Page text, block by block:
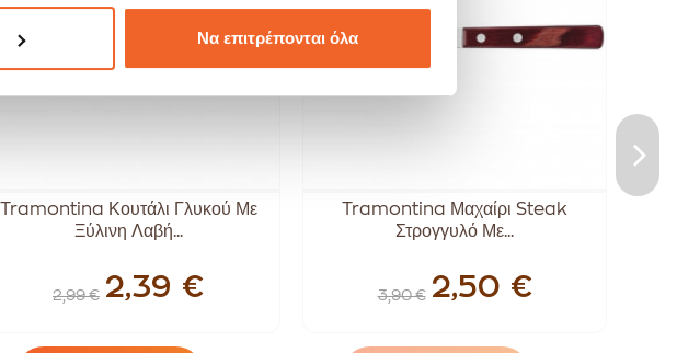
Να επιτρέπονται όλα
Tramontina Κουτάλι Γλυκού Με
Ξύλινη Λαβή...
2,99 € 2,39 €
Tramontina Μαχαίρι Steak
Στρογγυλό Με...
3,90 € 2,50 €